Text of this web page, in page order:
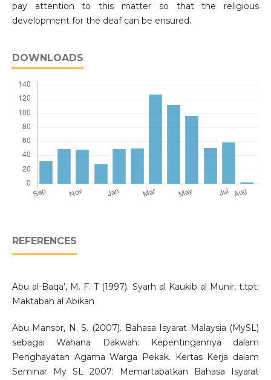
pay attention to this matter so that the religious
development for the deaf can be ensured.
DOWNLOADS
REFERENCES
Abu al-Baqa’, M. F. T (1997). Syarh al Kaukib al Munir, t.tpt:
Maktabah al Abikan
Abu Mansor, N. S. (2007). Bahasa Isyarat Malaysia (MySL)
sebagai Wahana Dakwah: Kepentingannya dalam
Penghayatan Agama Warga Pekak. Kertas Kerja dalam
Seminar My SL 2007: Memartabatkan Bahasa Isyarat